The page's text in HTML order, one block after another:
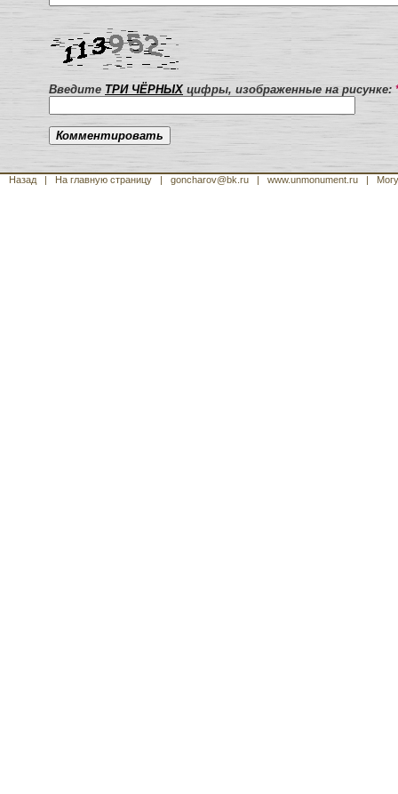
Введите ТРИ ЧЁРНЫХ цифры, изображенные на рисунке:
Назад | На главную страницу | goncharov@bk.ru | www.unmonument.ru |